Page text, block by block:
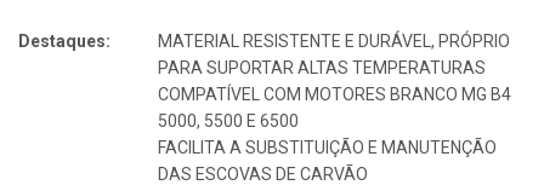
Destaques:
MATERIAL RESISTENTE E DURÁVEL, PRÓPRIO
PARA SUPORTAR ALTAS TEMPERATURAS
COMPATÍVEL COM MOTORES BRANCO MG B4
5000, 5500 E 6500
FACILITA A SUBSTITUIÇÃO E MANUTENÇÃO
DAS ESCOVAS DE CARVÃO